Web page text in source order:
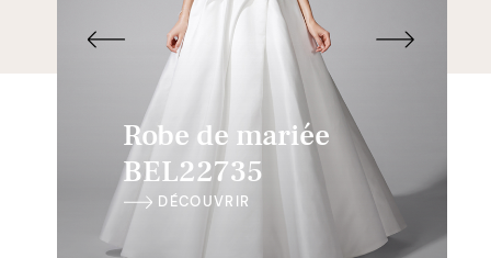
Robe de mariée
BEL22735
DÉCOUVRIR